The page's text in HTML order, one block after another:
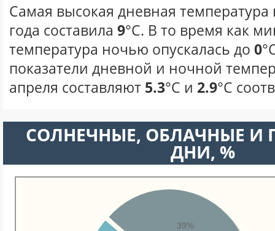
Самая высокая дневная температура
года составила 9°С. В то время как
температура ночью опускалась до 0
показатели дневной и ночной
апреля составляют 5.3°С и 2.9°С
CОЛНЕЧНЫЕ, ОБЛАЧНЫЕ И
ДНИ, %
39%